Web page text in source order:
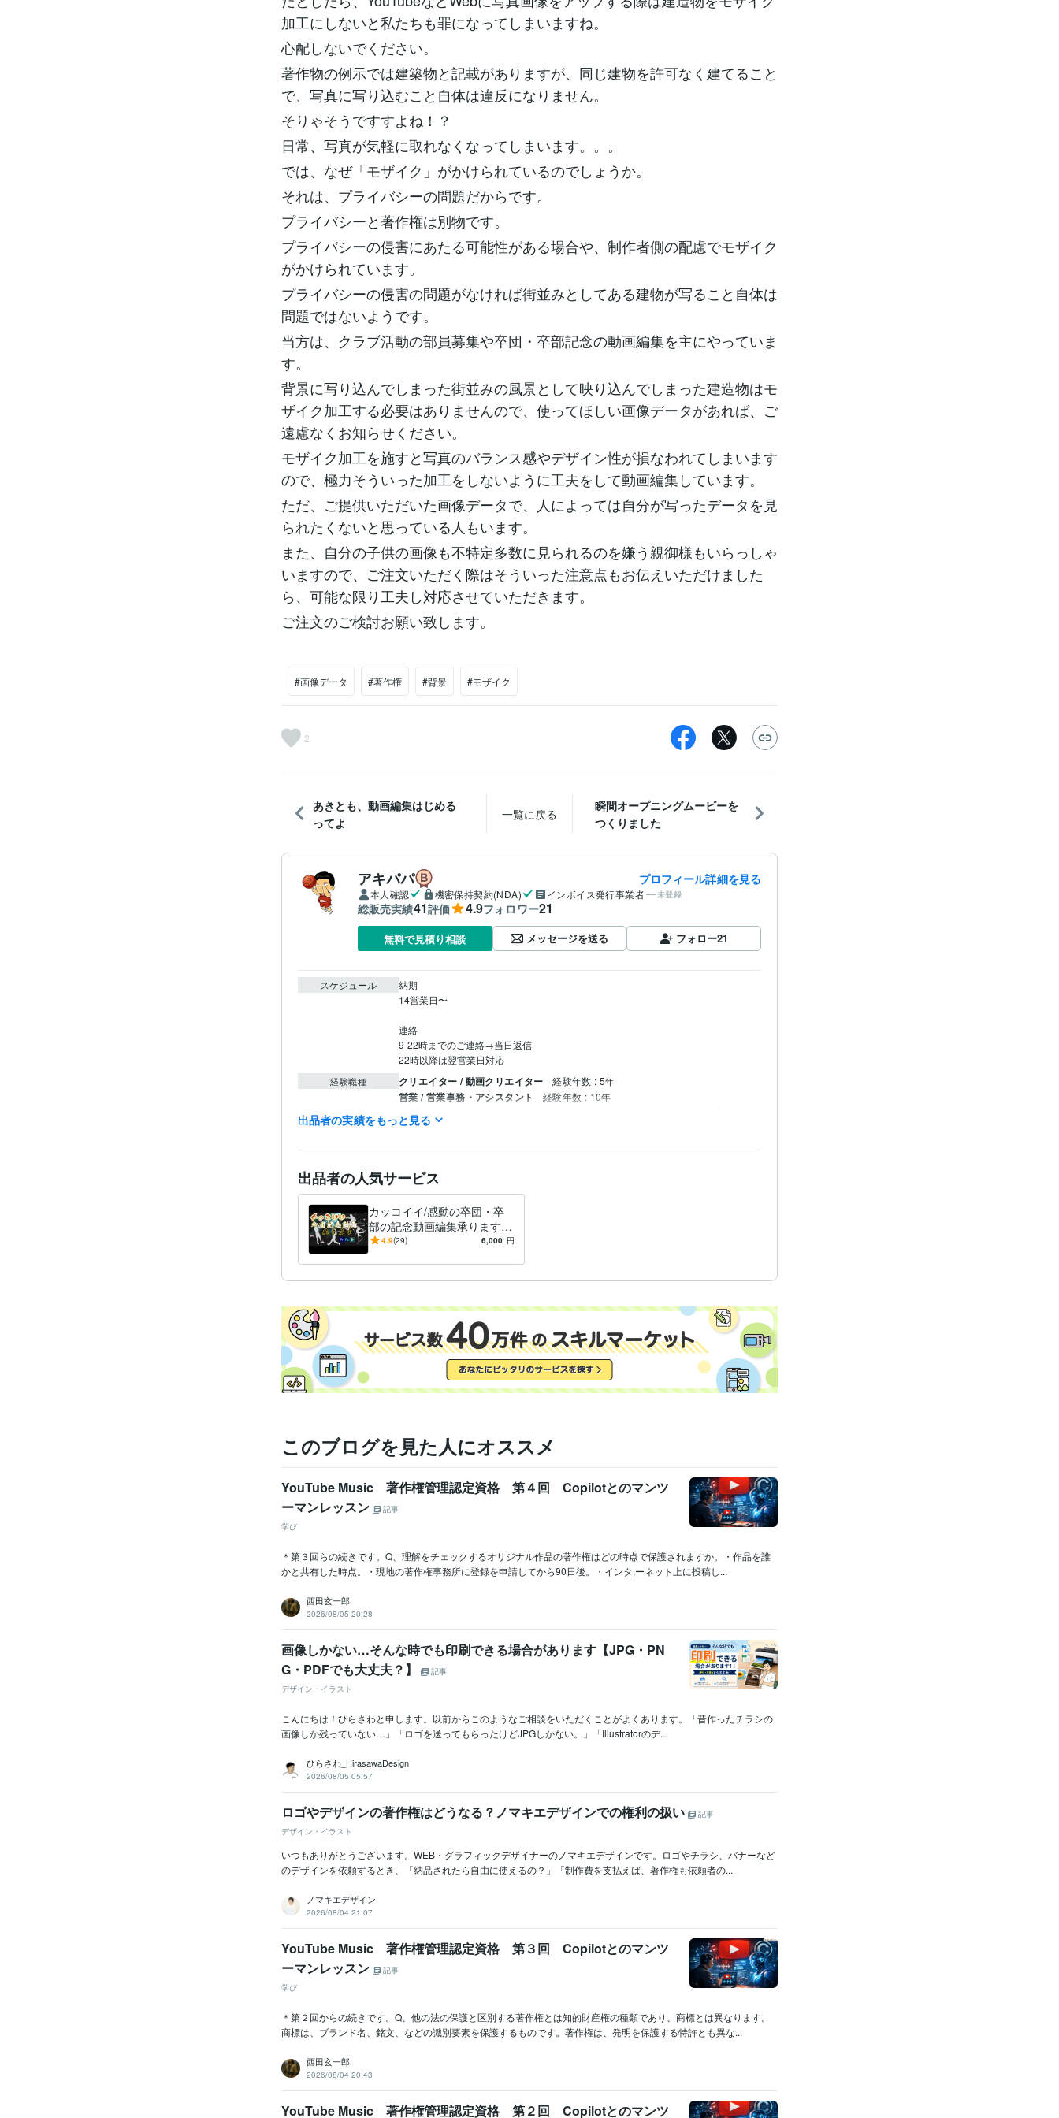
加工にしないと私たちも罪になってしまいますね。
心配しないでください。
著作物の例示では建築物と記載がありますが、同じ建物を許可なく建てること
で、写真に写り込むこと自体は違反になりません。
そりゃそうですすよね！？
日常、写真が気軽に取れなくなってしまいます。。。
では、なぜ「モザイク」がかけられているのでしょうか。
それは、プライバシーの問題だからです。
プライバシーと著作権は別物です。
プライバシーの侵害にあたる可能性がある場合や、制作者側の配慮でモザイク
がかけられています。
プライバシーの侵害の問題がなければ街並みとしてある建物が写ること自体は
問題ではないようです。
当方は、クラブ活動の部員募集や卒団・卒部記念の動画編集を主にやっていま
す。
背景に写り込んでしまった街並みの風景として映り込んでしまった建造物はモ
ザイク加工する必要はありませんので、使ってほしい画像データがあれば、ご
遠慮なくお知らせください。
モザイク加工を施すと写真のバランス感やデザイン性が損なわれてしまいます
ので、極力そういった加工をしないように工夫をして動画編集しています。
ただ、ご提供いただいた画像データで、人によっては自分が写ったデータを見
られたくないと思っている人もいます。
また、自分の子供の画像も不特定多数に見られるのを嫌う親御様もいらっしゃ
いますので、ご注文いただく際はそういった注意点もお伝えいただけました
ら、可能な限り工夫し対応させていただきます。
ご注文のご検討お願い致します。
#画像データ #著作権 #背景 #モザイク
2
あきとも、動画編集はじめる
ってよ
一覧に戻る
瞬間オープニングムービーを
つくりました
アキパパ プロフィール詳細を見る
本人確認 機密保持契約(NDA) インボイス発行事業者 未登録
総販売実績41評価 4.9フォロワー21
無料で見積り相談 メッセージを送る フォロー21
スケジュール
納期
14営業日〜
連絡
9-22時までのご連絡→当日返信
22時以降は翌営業日対応
経験職種 クリエイター / 動画クリエイター 経験年数 : 5年
営業 / 営業事務・アシスタント 経験年数 : 10年
カスタマーサポート・カスタマーサクセス / カスタマーサポート・ヘルプデスク
経験年数 : 1年
ビジネス・クリエイ
ティブツール
Excel:20年
Adobe Photoshop:7年
得意分野 動画編集・映像制作 クラブ部員募集・卒団記念ムービー動画編集
趣味 記念 募集
出品者の実績をもっと見る
出品者の人気サービス
カッコイイ/感動の卒団・卒
部の記念動画編集承ります
一生の思い出を記憶だけでな
4.9(29) 6,000 円
このブログを見た人にオススメ
YouTube Music 著作権管理認定資格 第４回 Copilotとのマンツ
ーマンレッスン
記事
学び
＊第３回らの続きです。Q、理解をチェックするオリジナル作品の著作権はどの時点で保護されますか。・作品を誰
かと共有した時点。・現地の著作権事務所に登録を申請してから90日後。・インタ,ーネット上に投稿し...
西田玄一郎
2026/08/05 20:28
画像しかない…そんな時でも印刷できる場合があります【JPG・PN
G・PDFでも大丈夫？】
記事
デザイン・イラスト
こんにちは！ひらさわと申します。以前からこのようなご相談をいただくことがよくあります。「昔作ったチラシの
画像しか残っていない…」「ロゴを送ってもらったけどJPGしかない。」「Illustratorのデ...
ひらさわ_HirasawaDesign
2026/08/05 05:57
ロゴやデザインの著作権はどうなる？ノマキエデザインでの権利の扱い
記事
デザイン・イラスト
いつもありがとうございます。WEB・グラフィックデザイナーのノマキエデザインです。ロゴやチラシ、バナーなど
のデザインを依頼するとき、「納品されたら自由に使えるの？」「制作費を支払えば、著作権も依頼者の...
ノマキエデザイン
2026/08/04 21:07
YouTube Music 著作権管理認定資格 第３回 Copilotとのマンツ
ーマンレッスン
記事
学び
＊第２回からの続きです。Q、他の法の保護と区別する著作権とは知的財産権の種類であり、商標とは異なります。
商標は、ブランド名、銘文、などの識別要素を保護するものです。著作権は、発明を保護する特許とも異な...
西田玄一郎
2026/08/04 20:43
YouTube Music 著作権管理認定資格 第２回 Copilotとのマンツ